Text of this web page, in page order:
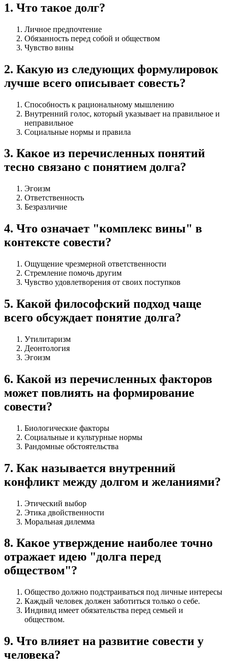
1. Что такое долг?
Личное предпочтение
Обязанность перед собой и обществом
Чувство вины
2. Какую из следующих формулировок
лучше всего описывает совесть?
Способность к рациональному мышлению
Внутренний голос, который указывает на правильное и
неправильное
Социальные нормы и правила
3. Какое из перечисленных понятий
тесно связано с понятием долга?
Эгоизм
Ответственность
Безразличие
4. Что означает "комплекс вины" в
контексте совести?
Ощущение чрезмерной ответственности
Стремление помочь другим
Чувство удовлетворения от своих поступков
5. Какой философский подход чаще
всего обсуждает понятие долга?
Утилитаризм
Деонтология
Эгоизм
6. Какой из перечисленных факторов
может повлиять на формирование
совести?
Биологические факторы
Социальные и культурные нормы
Рандомные обстоятельства
7. Как называется внутренний
конфликт между долгом и желаниями?
Этический выбор
Этика двойственности
Моральная дилемма
8. Какое утверждение наиболее точно
отражает идею "долга перед
обществом"?
Общество должно подстраиваться под личные интересы
Каждый человек должен заботиться только о себе.
Индивид имеет обязательства перед семьей и
обществом.
9. Что влияет на развитие совести у
человека?